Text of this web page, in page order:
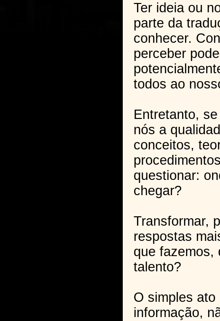
Ter ideia ou
parte da
conhecer.
perceber
todos ao
Entretanto,
nós a
conceitos,
questionar:
chegar?
Transformar,
respostas
que fazemos,
talento?
O simples
informação,